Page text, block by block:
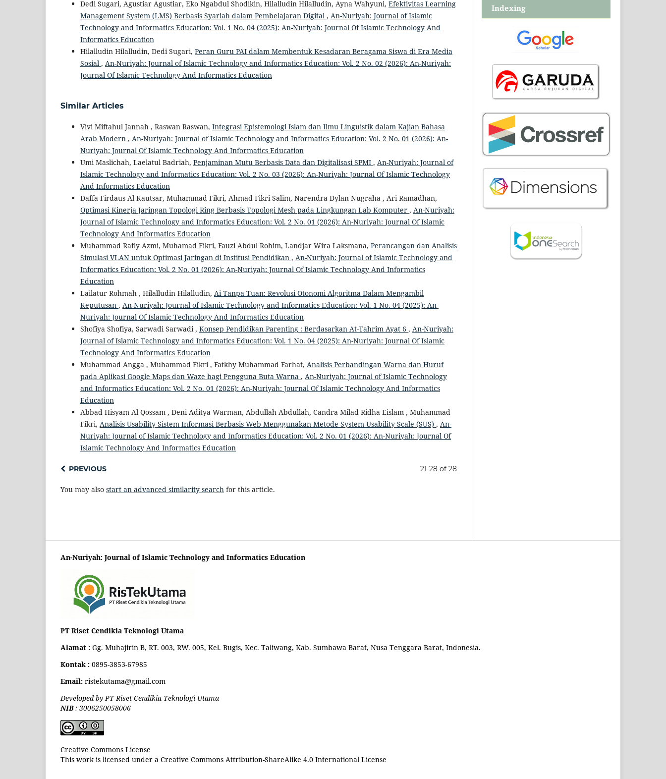
Dedi Sugari, Agustiar Agustiar, Eko Ngabdul Shodikin, Hilalludin Hilalludin, Ayna Wahyuni, Efektivitas Learning
Management System (LMS) Berbasis Syariah dalam Pembelajaran Digital , An-Nuriyah: Journal of Islamic
Technology and Informatics Education: Vol. 1 No. 04 (2025): An-Nuriyah: Journal Of Islamic Technology And
Informatics Education
Hilalludin Hilalludin, Dedi Sugari, Peran Guru PAI dalam Membentuk Kesadaran Beragama Siswa di Era Media
Sosial , An-Nuriyah: Journal of Islamic Technology and Informatics Education: Vol. 2 No. 02 (2026): An-Nuriyah:
Journal Of Islamic Technology And Informatics Education
Similar Articles
Vivi Miftahul Jannah , Raswan Raswan, Integrasi Epistemologi Islam dan Ilmu Linguistik dalam Kajian Bahasa
Arab Modern , An-Nuriyah: Journal of Islamic Technology and Informatics Education: Vol. 2 No. 01 (2026): An-
Nuriyah: Journal Of Islamic Technology And Informatics Education
Umi Maslichah, Laelatul Badriah, Penjaminan Mutu Berbasis Data dan Digitalisasi SPMI , An-Nuriyah: Journal of
Islamic Technology and Informatics Education: Vol. 2 No. 03 (2026): An-Nuriyah: Journal Of Islamic Technology
And Informatics Education
Daffa Firdaus Al Kautsar, Muhammad Fikri, Ahmad Fikri Salim, Narendra Dylan Nugraha , Ari Ramadhan,
Optimasi Kinerja Jaringan Topologi Ring Berbasis Topologi Mesh pada Lingkungan Lab Komputer , An-Nuriyah:
Journal of Islamic Technology and Informatics Education: Vol. 2 No. 01 (2026): An-Nuriyah: Journal Of Islamic
Technology And Informatics Education
Muhammad Rafly Azmi, Muhamad Fikri, Fauzi Abdul Rohim, Landjar Wira Laksmana, Perancangan dan Analisis
Simulasi VLAN untuk Optimasi Jaringan di Institusi Pendidikan , An-Nuriyah: Journal of Islamic Technology and
Informatics Education: Vol. 2 No. 01 (2026): An-Nuriyah: Journal Of Islamic Technology And Informatics
Education
Lailatur Rohmah , Hilalludin Hilalludin, Ai Tanpa Tuan: Revolusi Otonomi Algoritma Dalam Mengambil
Keputusan , An-Nuriyah: Journal of Islamic Technology and Informatics Education: Vol. 1 No. 04 (2025): An-
Nuriyah: Journal Of Islamic Technology And Informatics Education
Shofiya Shofiya, Sarwadi Sarwadi , Konsep Pendidikan Parenting : Berdasarkan At-Tahrim Ayat 6 , An-Nuriyah:
Journal of Islamic Technology and Informatics Education: Vol. 1 No. 04 (2025): An-Nuriyah: Journal Of Islamic
Technology And Informatics Education
Muhammad Angga , Muhammad Fikri , Fatkhy Muhammad Farhat, Analisis Perbandingan Warna dan Huruf
pada Aplikasi Google Maps dan Waze bagi Pengguna Buta Warna , An-Nuriyah: Journal of Islamic Technology
and Informatics Education: Vol. 2 No. 01 (2026): An-Nuriyah: Journal Of Islamic Technology And Informatics
Education
Abbad Hisyam Al Qossam , Deni Aditya Warman, Abdullah Abdullah, Candra Milad Ridha Eislam , Muhammad
Fikri, Analisis Usability Sistem Informasi Berbasis Web Menggunakan Metode System Usability Scale (SUS) , An-
Nuriyah: Journal of Islamic Technology and Informatics Education: Vol. 2 No. 01 (2026): An-Nuriyah: Journal Of
Islamic Technology And Informatics Education
PREVIOUS 21-28 of 28
You may also start an advanced similarity search for this article.
Indexing
An-Nuriyah: Journal of Islamic Technology and Informatics Education
PT Riset Cendikia Teknologi Utama
Alamat : Gg. Muhajirin B, RT. 003, RW. 005, Kel. Bugis, Kec. Taliwang, Kab. Sumbawa Barat, Nusa Tenggara Barat, Indonesia.
Kontak : 0895-3853-67985
Email: ristekutama@gmail.com
Developed by PT Riset Cendikia Teknologi Utama
NIB: 3006250058006
Creative Commons License
This work is licensed under a Creative Commons Attribution-ShareAlike 4.0 International License